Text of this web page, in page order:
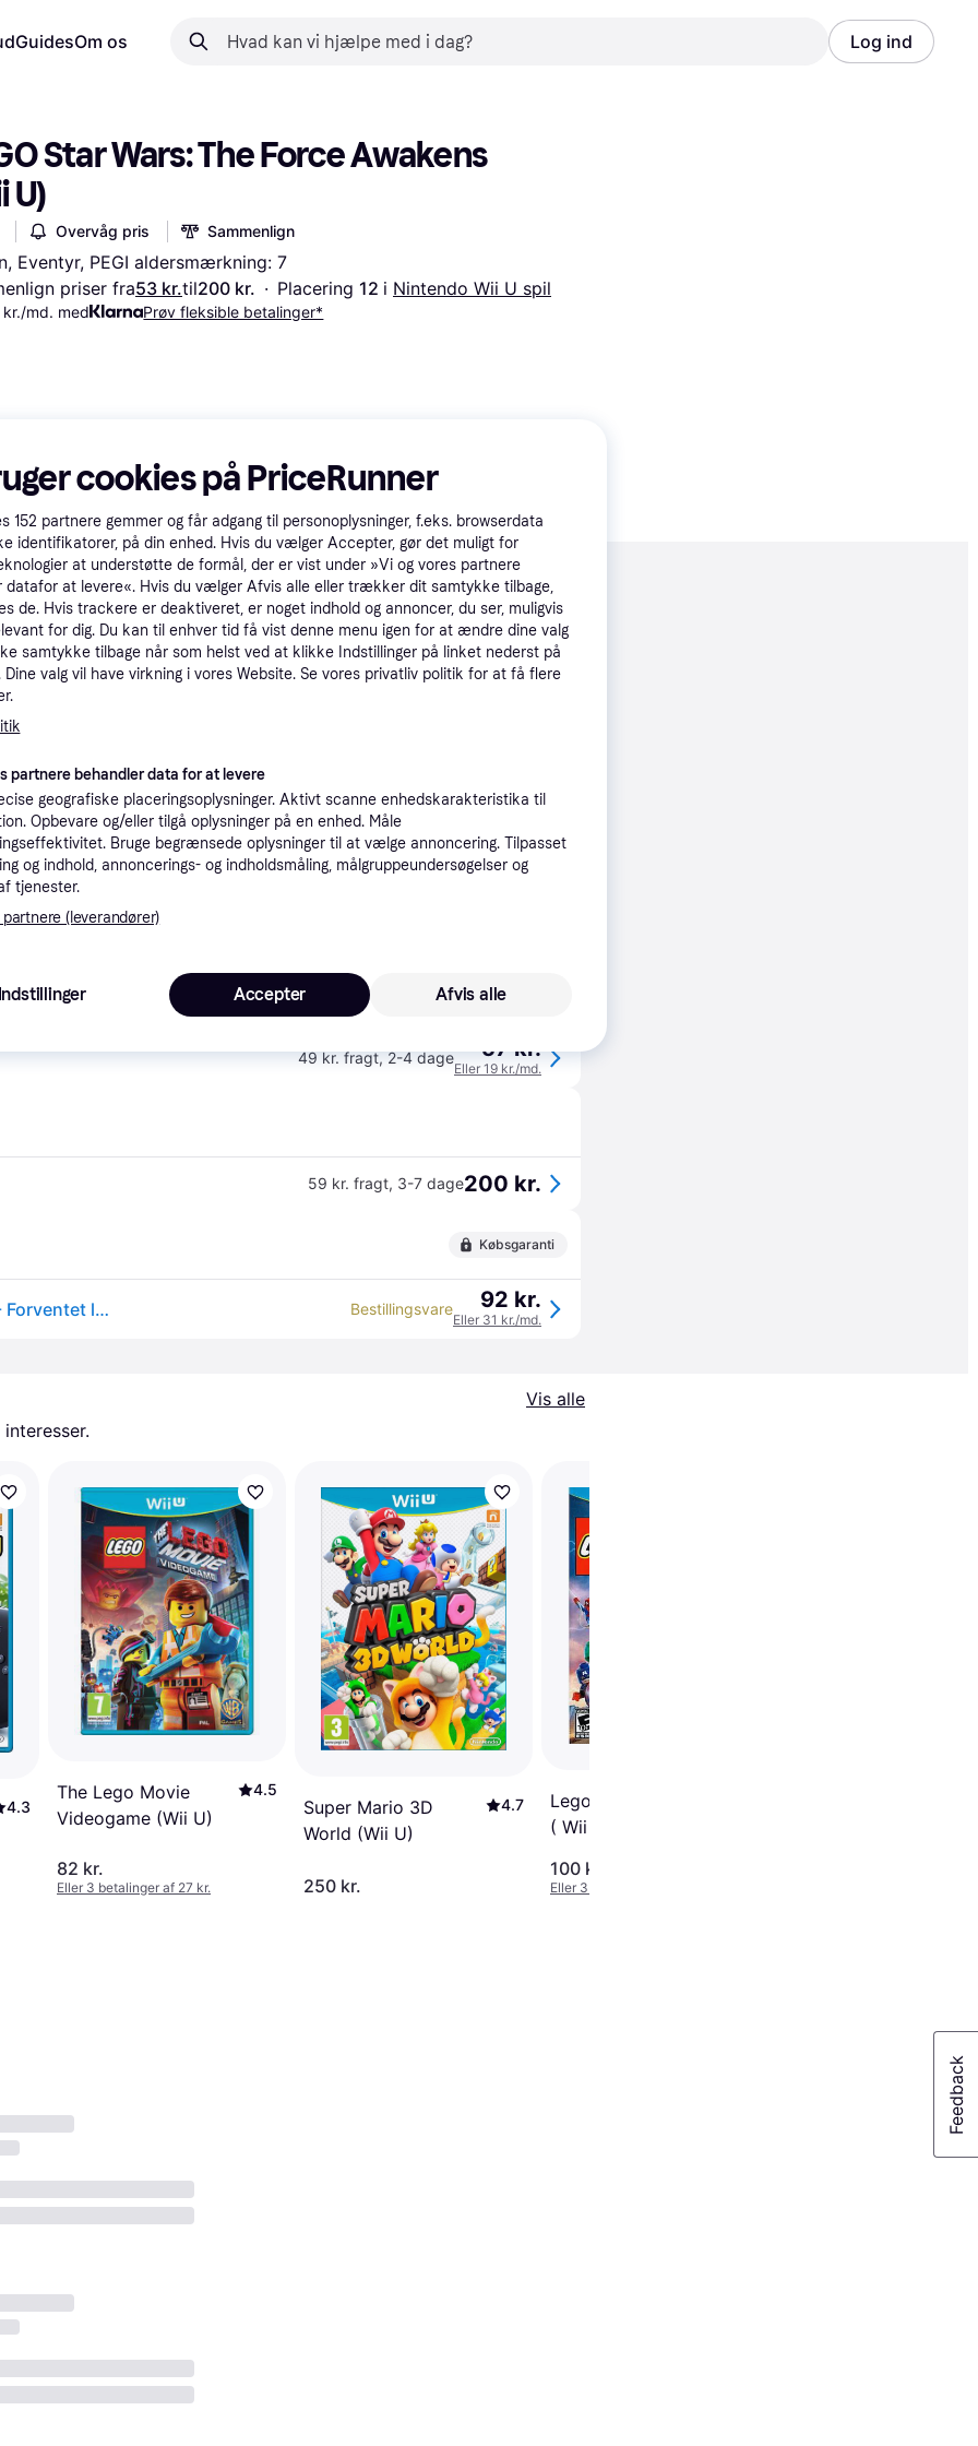
GuidesOm os Log ind
Star Wars: The Force Awakens
U)
Overvåg pris Sammenlign
Eventyr, PEGI aldersmærkning: 7
priser fra53 kr.til200 kr. · Placering 12 i Nintendo Wii U spil
kr./md. med Prøv fleksible betalinger*
Specifikationer
Promoveret
59 kr. fragt,3-7 dage 200 kr.
- Prismatch Laveste pris· 39 kr. fragt,1 dag 53 kr.
Købsgaranti
- Action
Købsgaranti
49 kr. fragt,2-4 dage 57 kr.
Eller 19 kr./md.
59 kr. fragt, 3-7 dage200 kr.
Købsgaranti
LEGO Star Wars: The Force Awakens (ES) Lego spil - Forventet levering: 7 hverdage Bestillingsvare 92 kr.
Eller 31 kr./md.
Vis alle
4.3
The Lego Movie
Videogame (Wii U)
4.5
82 kr.
Eller 3 betalinger af 27 kr.
Super Mario 3D
World (Wii U)
4.7
250 kr.
Lego Marvel Super Heroes
( Wii U)
100 kr.
Eller 3 betalinger af 33 kr.
cookies på PriceRunner
152 partnere gemmer og får adgang til personoplysninger, f.eks. browserdata
identifikatorer, på din enhed. Hvis du vælger Accepter, gør det muligt for
at understøtte de formål, der er vist under »Vi og vores partnere
datafor at levere«. Hvis du vælger Afvis alle eller trækker dit samtykke tilbage,
de. Hvis trackere er deaktiveret, er noget indhold og annoncer, du ser, muligvis
for dig. Du kan til enhver tid få vist denne menu igen for at ændre dine valg
samtykke tilbage når som helst ved at klikke Indstillinger på linket nederst på
Dine valg vil have virkning i vores Website. Se vores privatliv politik for at få flere
partnere behandler data for at levere
geografiske placeringsoplysninger. Aktivt scanne enhedskarakteristika til
Opbevare og/eller tilgå oplysninger på en enhed. Måle
Bruge begrænsede oplysninger til at vælge annoncering. Tilpasset
og indhold, annoncerings- og indholdsmåling, målgruppeundersøgelser og
tjenester.
(leverandører)
Afvis alle
Accepter